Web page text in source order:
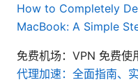
How to Completely
MacBook: A Simple
免费机场：VPN 免费使
代理加速：全面指南、